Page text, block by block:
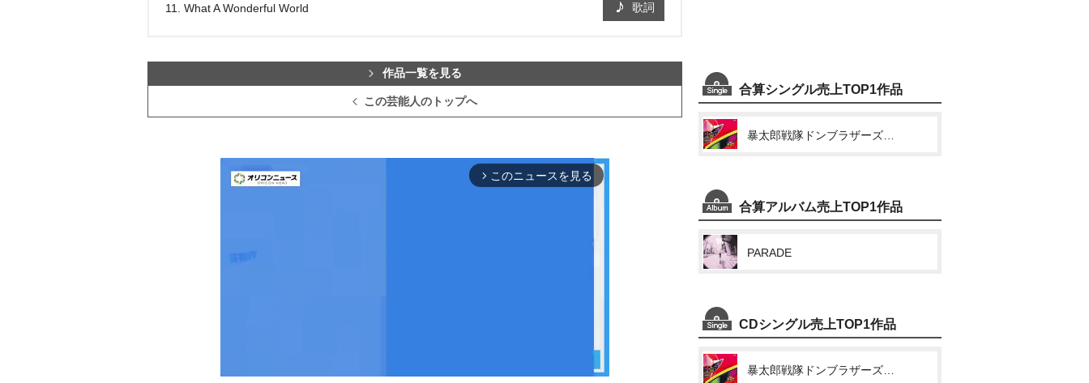
11. What A Wonderful World 歌詞
作品一覧を見る
この芸能人のトップへ
arrow_forward_ios このニュースを見る
合算シングル売上TOP1作品
合算アルバム売上TOP1作品
PARADE
CDシングル売上TOP1作品